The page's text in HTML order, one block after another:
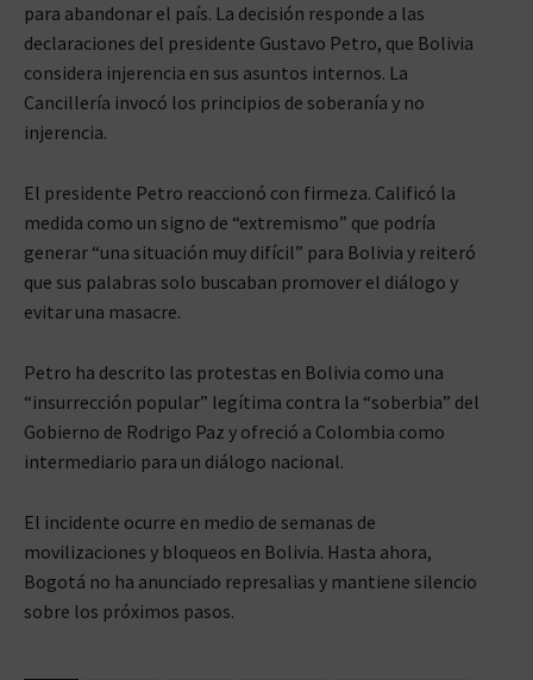
para abandonar el país. La decisión responde a las
declaraciones del presidente Gustavo Petro, que Bolivia
considera injerencia en sus asuntos internos. La
Cancillería invocó los principios de soberanía y no
injerencia.
El presidente Petro reaccionó con firmeza. Calificó la
medida como un signo de “extremismo” que podría
generar “una situación muy difícil” para Bolivia y reiteró
que sus palabras solo buscaban promover el diálogo y
evitar una masacre.
Petro ha descrito las protestas en Bolivia como una
“insurrección popular” legítima contra la “soberbia” del
Gobierno de Rodrigo Paz y ofreció a Colombia como
intermediario para un diálogo nacional.
El incidente ocurre en medio de semanas de
movilizaciones y bloqueos en Bolivia. Hasta ahora,
Bogotá no ha anunciado represalias y mantiene silencio
sobre los próximos pasos.